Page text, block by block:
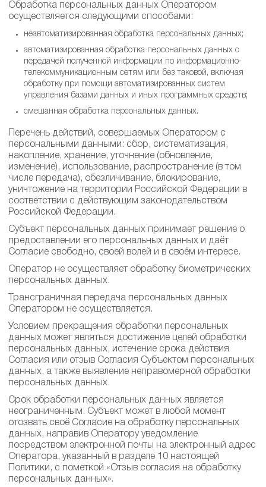
Обработка персональных данных Оператором
осуществляется следующими способами:
неавтоматизированная обработка персональных данных;
автоматизированная обработка персональных данных с
передачей полученной информации по информационно-
телекоммуникационным сетям или без таковой, включая
обработку при помощи автоматизированных систем
управления базами данных и иных программных средств;
смешанная обработка персональных данных.
Перечень действий, совершаемых Оператором с
персональными данными: сбор, систематизация,
накопление, хранение, уточнение (обновление,
изменение), использование, распространение (в том
числе передача), обезличивание, блокирование,
уничтожение на территории Российской Федерации в
соответствии с действующим законодательством
Российской Федерации.
Субъект персональных данных принимает решение о
предоставлении его персональных данных и даёт
Согласие свободно, своей волей и в своём интересе.
Оператор не осуществляет обработку биометрических
персональных данных.
Трансграничная передача персональных данных
Оператором не осуществляется.
Условием прекращения обработки персональных
данных может являться достижение целей обработки
персональных данных, истечение срока действия
Согласия или отзыв Согласия Субъектом персональных
данных, а также выявление неправомерной обработки
персональных данных.
Срок обработки персональных данных является
неограниченным. Субъект может в любой момент
отозвать своё Согласие на обработку персональных
данных, направив Оператору уведомление
посредством электронной почты на электронный адрес
Оператора, указанный в разделе 10 настоящей
Политики, с пометкой «Отзыв согласия на обработку
персональных данных».